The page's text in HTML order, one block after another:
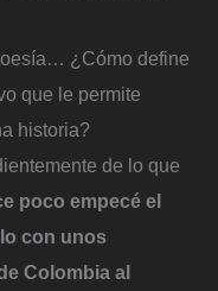
¿Cómo define
que le permite
historia?
de lo que
poco empecé el
con unos
Colombia al